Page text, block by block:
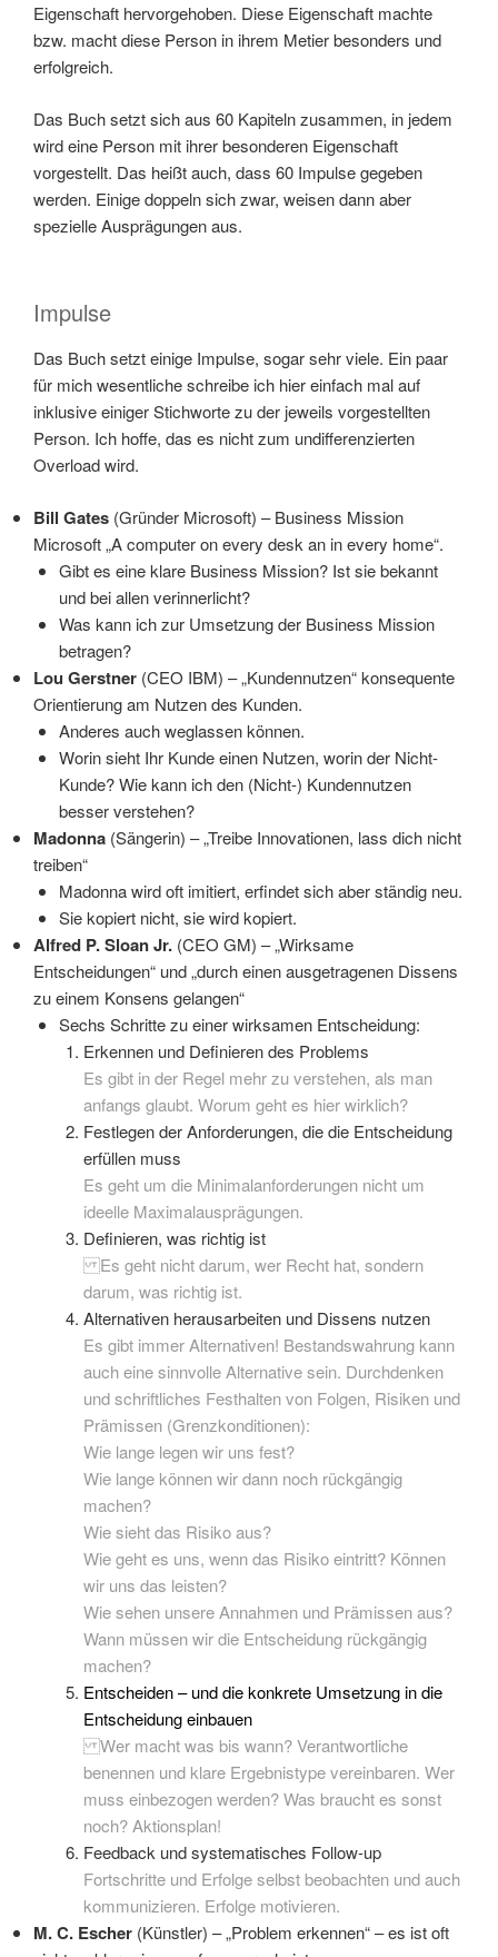
Eigenschaft hervorgehoben. Diese Eigenschaft machte
bzw. macht diese Person in ihrem Metier besonders und
erfolgreich.
Das Buch setzt sich aus 60 Kapiteln zusammen, in jedem
wird eine Person mit ihrer besonderen Eigenschaft
vorgestellt. Das heißt auch, dass 60 Impulse gegeben
werden. Einige doppeln sich zwar, weisen dann aber
spezielle Ausprägungen aus.
Impulse
Das Buch setzt einige Impulse, sogar sehr viele. Ein paar
für mich wesentliche schreibe ich hier einfach mal auf
inklusive einiger Stichworte zu der jeweils vorgestellten
Person. Ich hoffe, das es nicht zum undifferenzierten
Overload wird.
Bill Gates (Gründer Microsoft) – Business Mission
Microsoft „A computer on every desk an in every home“.
Gibt es eine klare Business Mission? Ist sie bekannt
und bei allen verinnerlicht?
Was kann ich zur Umsetzung der Business Mission
betragen?
Lou Gerstner (CEO IBM) – „Kundennutzen“ konsequente
Orientierung am Nutzen des Kunden.
Anderes auch weglassen können.
Worin sieht Ihr Kunde einen Nutzen, worin der Nicht-
Kunde? Wie kann ich den (Nicht-) Kundennutzen
besser verstehen?
Madonna (Sängerin) – „Treibe Innovationen, lass dich nicht
treiben“
Madonna wird oft imitiert, erfindet sich aber ständig neu.
Sie kopiert nicht, sie wird kopiert.
Alfred P. Sloan Jr. (CEO GM) – „Wirksame
Entscheidungen“ und „durch einen ausgetragenen Dissens
zu einem Konsens gelangen“
Sechs Schritte zu einer wirksamen Entscheidung:
Erkennen und Definieren des Problems
Es gibt in der Regel mehr zu verstehen, als man
anfangs glaubt. Worum geht es hier wirklich?
Festlegen der Anforderungen, die die Entscheidung
erfüllen muss
Es geht um die Minimalanforderungen nicht um
ideelle Maximalausprägungen.
Definieren, was richtig ist
Es geht nicht darum, wer Recht hat, sondern
darum, was richtig ist.
Alternativen herausarbeiten und Dissens nutzen
Es gibt immer Alternativen! Bestandswahrung kann
auch eine sinnvolle Alternative sein. Durchdenken
und schriftliches Festhalten von Folgen, Risiken und
Prämissen (Grenzkonditionen):
Wie lange legen wir uns fest?
Wie lange können wir dann noch rückgängig
machen?
Wie sieht das Risiko aus?
Wie geht es uns, wenn das Risiko eintritt? Können
wir uns das leisten?
Wie sehen unsere Annahmen und Prämissen aus?
Wann müssen wir die Entscheidung rückgängig
machen?
Entscheiden – und die konkrete Umsetzung in die
Entscheidung einbauen
Wer macht was bis wann? Verantwortliche
benennen und klare Ergebnistype vereinbaren. Wer
muss einbezogen werden? Was braucht es sonst
noch? Aktionsplan!
Feedback und systematisches Follow-up
Fortschritte und Erfolge selbst beobachten und auch
kommunizieren. Erfolge motivieren.
M. C. Escher (Künstler) – „Problem erkennen“ – es ist oft